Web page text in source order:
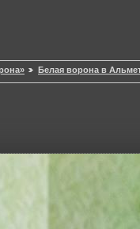
Белая ворона в